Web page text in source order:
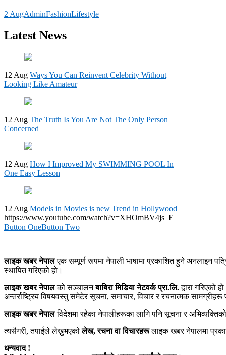
2 AugAdminFashionLifestyle
Latest News
12 Aug Ways You Can Reinvent Celebrity Without
Looking Like Amateur
12 Aug The Truth Is You Are Not The Only Person
Concerned
12 Aug How I Improved My SWIMMING POOL In
One Easy Lesson
12 Aug Models in Movies is new Trend in Hollywood
https://www.youtube.com/watch?v=XHOmBV4js_E
Button OneButton Two
लाइक खबर नेपालएक सम्पूर्ण रूपमा नेपाली भाषामा प्रकाशित हुने अनलाइन
स्थापित गरिएको हो।
लाइक खबर नेपालको सञ्चालनबाबिरा मिडिया नेटवर्क प्रा.लि.द्वारा गरिएको
अन्तर्राष्ट्रिय विषयवस्तु समेटेर सूचना, समाचार, विचार र रचनात्मक
लाइक खबर नेपालविदेशमा रहेका नेपालीहरूका लागि पनि सूचना र
त्यसैगरी, तपाईंले लेख्नुभएकोलेख, रचना वा विचारहरूलाइक खबर नेपालमा
धन्यवाद !